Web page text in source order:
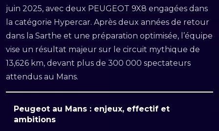
juin 2025, avec deux PEUGEOT 9X8 engagées dans
la catégorie Hypercar. Après deux années de retour
dans la Sarthe et une préparation optimisée, l’équipe
vise un résultat majeur sur le circuit mythique de
13,626 km, devant plus de 300 000 spectateurs
attendus au Mans.
Peugeot au Mans : enjeux, effectif et
ambitions